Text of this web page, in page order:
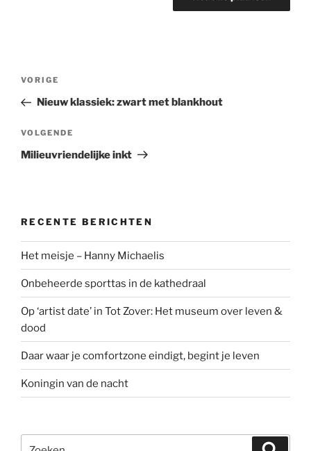
Bericht
Vorig
bericht
VORIGE
Nieuw klassiek: zwart met blankhout
Volgend
bericht
VOLGENDE
Milieuvriendelijke inkt
RECENTE BERICHTEN
Het meisje – Hanny Michaelis
Onbeheerde sporttas in de kathedraal
Op ‘artist date’ in Tot Zover: Het museum over leven &
dood
Daar waar je comfortzone eindigt, begint je leven
Koningin van de nacht